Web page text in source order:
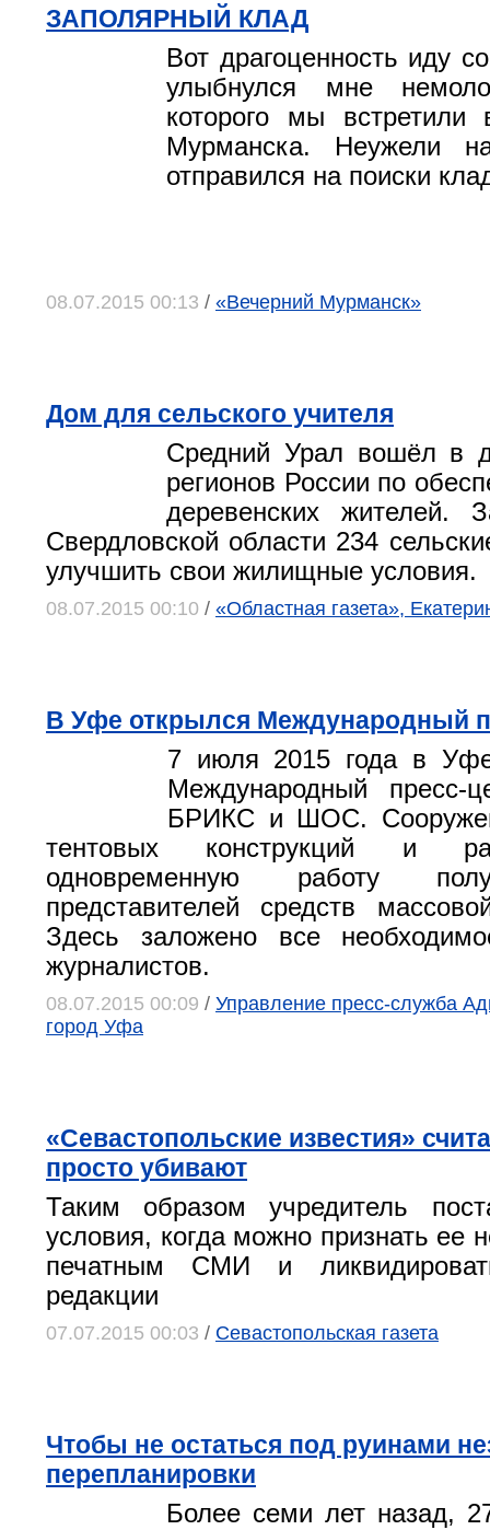
ЗАПОЛЯРНЫЙ КЛАД
Вот драгоценность иду
улыбнулся мне
которого мы встретили
Мурманска. Неужели
отправился на поиски
08.07.2015 00:13 / «Вечерний Мурманск»
Дом для сельского учителя
Средний Урал вошёл в
регионов России по
деревенских жителей.
Свердловской области 234
улучшить свои жилищные условия.
08.07.2015 00:10 / «Областная газета»,
В Уфе открылся Международный
7 июля 2015 года в
Международный пресс-
БРИКС и ШОС.
тентовых конструкций и
одновременную работу
представителей средств
Здесь заложено все
журналистов.
08.07.2015 00:09 / Управление пресс-служба
город Уфа
«Севастопольские известия»
просто убивают
Таким образом учредитель
условия, когда можно признать ее
печатным СМИ и
редакции
07.07.2015 00:03 / Севастопольская газета
Чтобы не остаться под руинами
перепланировки
Более семи лет назад,